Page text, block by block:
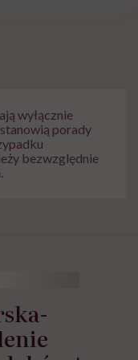
wyłącznie
porady
bezwzględnie